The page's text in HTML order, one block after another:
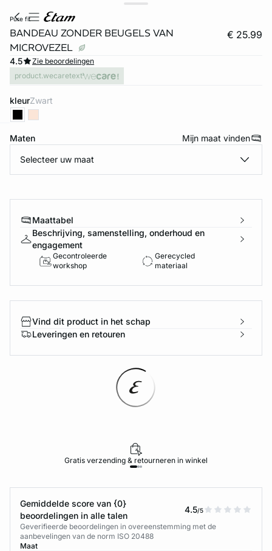
pure fit
BANDEAU ZONDER BEUGELS VAN
MICROVEZEL
€ 25.99
4.5
Zie beoordelingen
product.wecaretext
kleur zwart
Maten Mijn maat vinden
Selecteer uw maat
Maattabel
Beschrijving, samenstelling, onderhoud en
engagement
Gecontroleerde
workshop
Gerecycled
materiaal
Vind dit product in het schap
Leveringen en retouren
Gratis verzending & retourneren in winkel
Gemiddelde score van {0}
beoordelingen in alle talen
4.5/5
Geverifieerde beoordelingen in overeenstemming met de
aanbevelingen van de norm ISO 20488
Maat